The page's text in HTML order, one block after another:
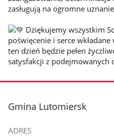
zasługują na ogromne
Dziękujemy wszystkim
poświęcenie i serce
ten dzień będzie pełen
satysfakcji z podejmowanych
stopka
Gmina Lutomiersk
ADRES